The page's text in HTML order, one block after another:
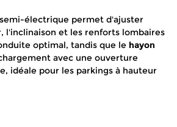
électrique permet d'ajuster
l'inclinaison et les renforts lombaires
optimal, tandis que le hayon
avec une ouverture
idéale pour les parkings à hauteur